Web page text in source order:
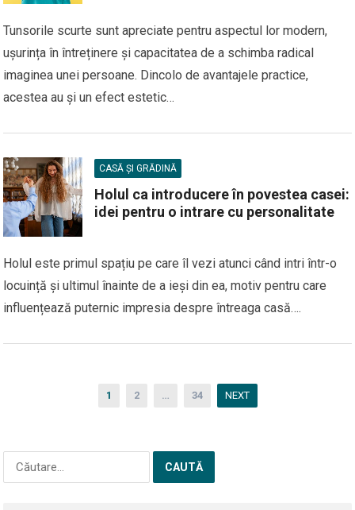
Tunsorile scurte sunt apreciate pentru aspectul lor modern,
ușurința în întreținere și capacitatea de a schimba radical
imaginea unei persoane. Dincolo de avantajele practice,
acestea au și un efect estetic…
CASĂ ȘI GRĂDINĂ
Holul ca introducere în povestea casei:
idei pentru o intrare cu personalitate
Holul este primul spațiu pe care îl vezi atunci când intri într-o
locuință și ultimul înainte de a ieși din ea, motiv pentru care
influențează puternic impresia despre întreaga casă….
1 2 … 34 NEXT
Caută
după: